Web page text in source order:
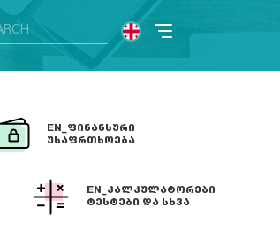
EN_ᲤᲘᲜᲐᲜᲡᲣᲠᲘ
ᲣᲡᲐᲤᲠᲗᲮᲝᲔᲑᲐ
EN_ᲙᲐᲚᲙᲣᲚᲐᲢᲝᲠᲔᲑᲘ
ᲢᲔᲡᲢᲔᲑᲘ ᲓᲐ ᲡᲮᲕᲐ